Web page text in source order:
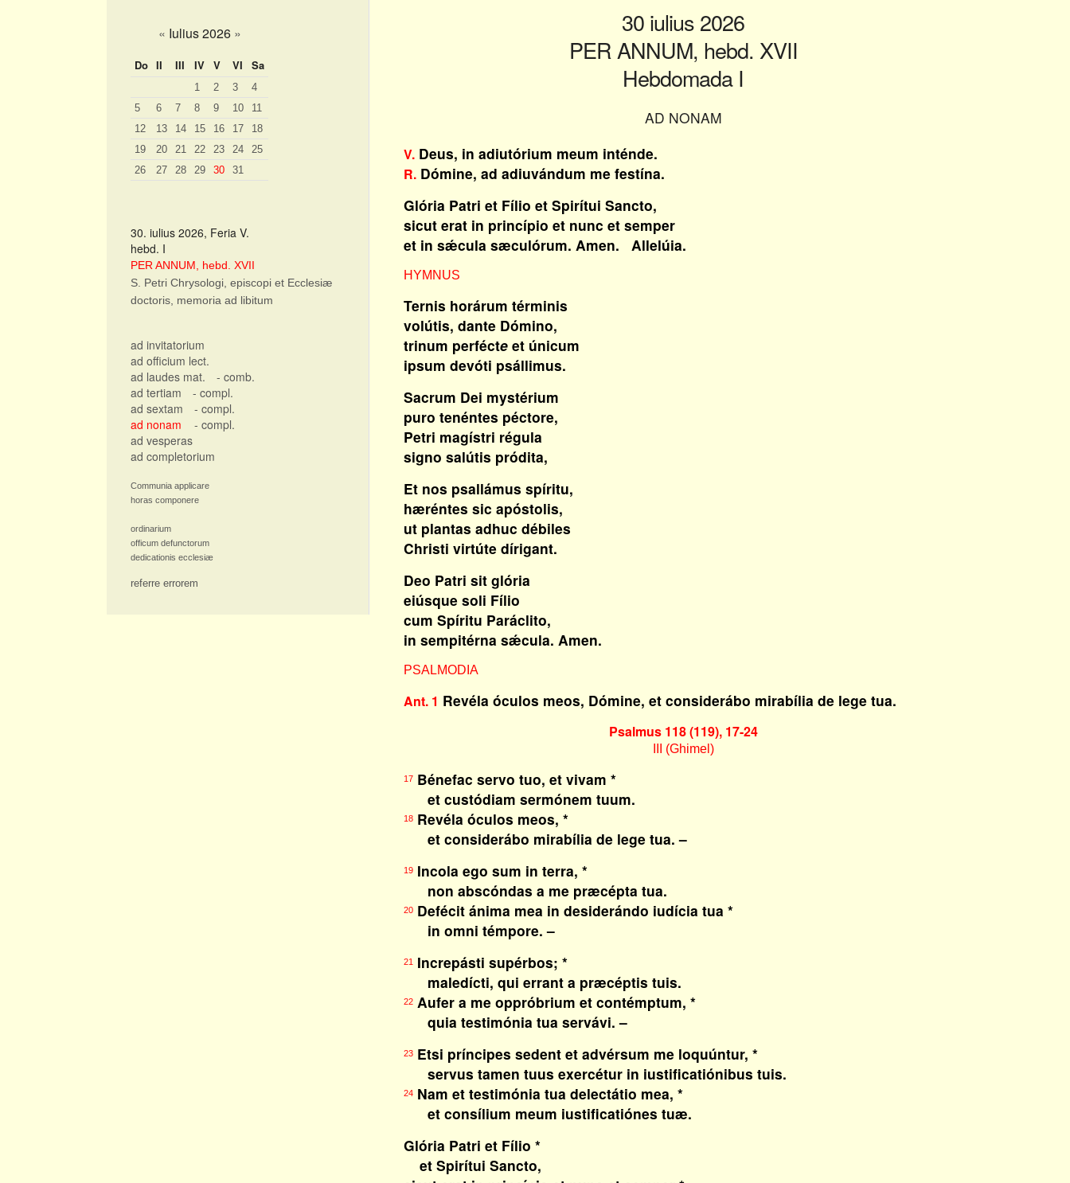
« Iulius 2026 »
Do II III IV V VI Sa
1 2 3
4
5
6 7 8 9 10
11
12
13 14 15 16 17
18
19
20 21 22 23 24
25
26
27 28 29 30 31
30. iulius 2026, Feria V.
hebd. I
PER ANNUM, hebd. XVII
S. Petri Chrysologi, episcopi et Ecclesiæ
doctoris, memoria ad libitum
ad invitatorium
ad officium lect.
ad laudes mat.
- comb.
ad tertiam
- compl.
ad sextam
- compl.
ad nonam
- compl.
ad vesperas
ad completorium
Communia applicare
horas componere
ordinarium
officum defunctorum
dedicationis ecclesiæ
referre errorem
30 iulius 2026
PER ANNUM, hebd. XVII
Hebdomada I
AD NONAM
V. Deus, in adiutórium meum inténde.
R. Dómine, ad adiuvándum me festína.
Glória Patri et Fílio et Spirítui Sancto,
sicut erat in princípio et nunc et semper
et in sǽcula sæculórum. Amen. Allelúia.
HYMNUS
Ternis horárum términis
volútis, dante Dómino,
trinum perfécte et únicum
ipsum devóti psállimus.
Sacrum Dei mystérium
puro tenéntes péctore,
Petri magístri régula
signo salútis pródita,
Et nos psallámus spíritu,
hæréntes sic apóstolis,
ut plantas adhuc débiles
Christi virtúte dírigant.
Deo Patri sit glória
eiúsque soli Fílio
cum Spíritu Paráclito,
in sempitérna sǽcula. Amen.
PSALMODIA
Ant. 1 Revéla óculos meos, Dómine, et considerábo mirabília de lege tua.
Psalmus 118 (119), 17-24
III (Ghimel)
17 Bénefac servo tuo, et vivam *
et custódiam sermónem tuum.
18 Revéla óculos meos, *
et considerábo mirabília de lege tua. –
19 Incola ego sum in terra, *
non abscóndas a me præcépta tua.
20 Defécit ánima mea in desiderándo iudícia tua *
in omni témpore. –
21
Increpásti supérbos; *
maledícti, qui errant a præcéptis tuis.
22 Aufer a me oppróbrium et contémptum, *
quia testimónia tua servávi. –
23 Etsi príncipes sedent et advérsum me loquúntur, *
servus tamen tuus exercétur in iustificatiónibus tuis.
24 Nam et testimónia tua delectátio mea, *
et consílium meum iustificatiónes tuæ.
Glória Patri et Fílio *
et Spirítui Sancto,